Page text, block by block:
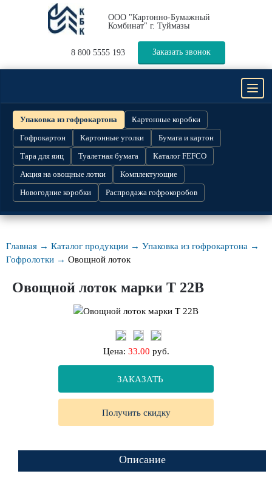
ООО "Картонно-Бумажный
Комбинат" г. Туймазы
8 800 5555 193 Заказать звонок
КАТАЛОГ ПРОДУКЦИИ
ПРОИЗВОДСТВО
НОВОСТИ
О КОМПАНИИ
КОНТАКТЫ
Упаковка из гофрокартона
Картонные коробки
Гофрокартон
Картонные уголки
Бумага и картон
Тара для яиц
Туалетная бумага
Каталог FEFCO
Акция на овощные лотки
Комплектующие
Новогодние коробки
Распродажа гофрокоробов
Главная → Каталог продукции → Упаковка из гофрокартона →
Гофролотки → Овощной лоток
Овощной лоток марки Т 22В
Цена: 33.00 руб.
ЗАКАЗАТЬ
Получить скидку
Описание